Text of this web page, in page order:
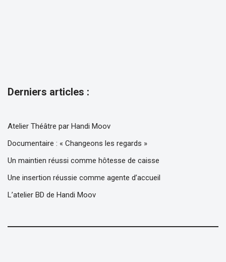
Derniers articles :
Atelier Théâtre par Handi Moov
Documentaire : « Changeons les regards »
Un maintien réussi comme hôtesse de caisse
Une insertion réussie comme agente d’accueil
L’atelier BD de Handi Moov